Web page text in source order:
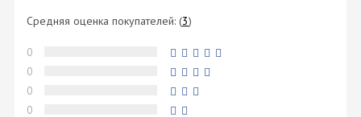
Средняя оценка покупателей: (3)
0
0
0
0